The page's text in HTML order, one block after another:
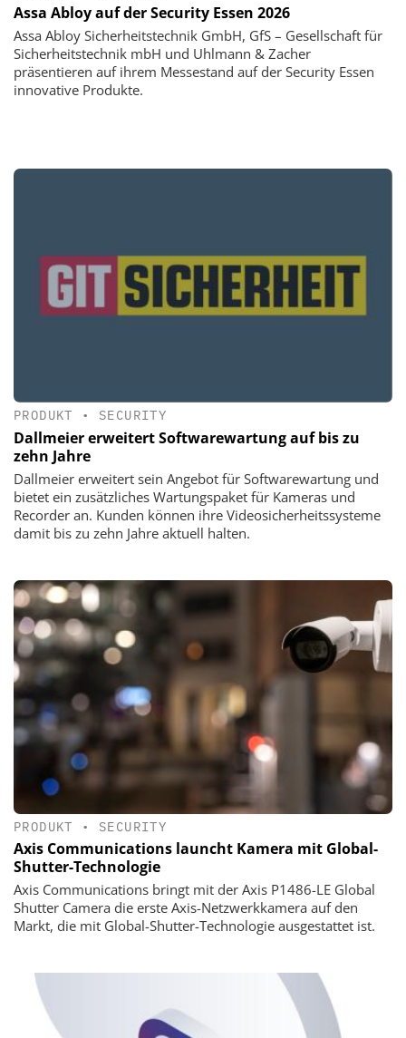
Assa Abloy auf der Security Essen 2026
Assa Abloy Sicherheitstechnik GmbH, GfS – Gesellschaft für
Sicherheitstechnik mbH und Uhlmann & Zacher
präsentieren auf ihrem Messestand auf der Security Essen
innovative Produkte.
PRODUKT • SECURITY
Dallmeier erweitert Softwarewartung auf bis zu
zehn Jahre
Dallmeier erweitert sein Angebot für Softwarewartung und
bietet ein zusätzliches Wartungspaket für Kameras und
Recorder an. Kunden können ihre Videosicherheitssysteme
damit bis zu zehn Jahre aktuell halten.
PRODUKT • SECURITY
Axis Communications launcht Kamera mit Global-
Shutter-Technologie
Axis Communications bringt mit der Axis P1486-LE Global
Shutter Camera die erste Axis-Netzwerkkamera auf den
Markt, die mit Global-Shutter-Technologie ausgestattet ist.